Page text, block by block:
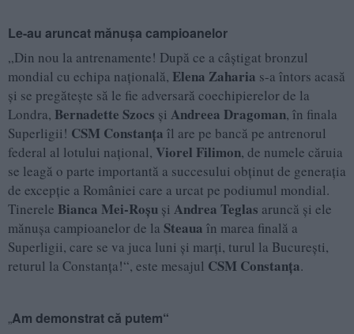
Le-au aruncat mănușa campioanelor
„Din nou la antrenamente! După ce a câștigat bronzul
mondial cu echipa națională, Elena Zaharia s-a întors acasă
și se pregătește să le fie adversară coechipierelor de la
Londra, Bernadette Szocs și Andreea Dragoman, în finala
Superligii! CSM Constanța îl are pe bancă pe antrenorul
federal al lotului național, Viorel Filimon, de numele căruia
se leagă o parte importantă a succesului obținut de generația
de excepție a României care a urcat pe podiumul mondial.
Tinerele Bianca Mei-Roșu și Andrea Teglas aruncă și ele
mănușa campioanelor de la Steaua în marea finală a
Superligii, care se va juca luni și marți, turul la București,
returul la Constanța!“, este mesajul CSM Constanța.
„Am demonstrat că putem“